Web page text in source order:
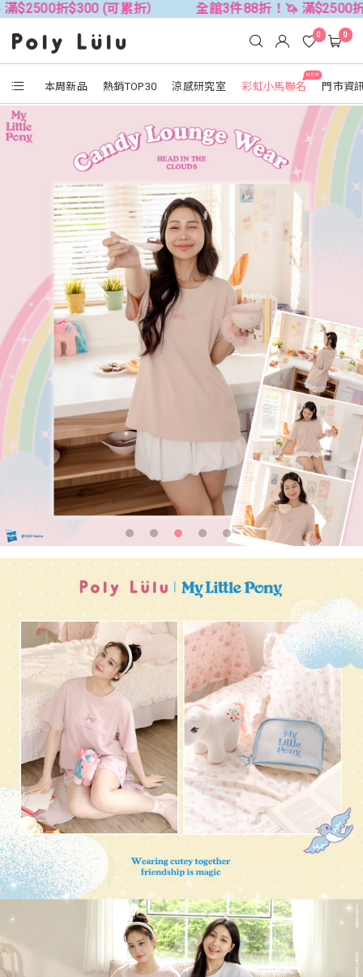
(可累折） 全館3件88折！🦄 滿$2500折$300 (可累
本周新品 熱銷TOP30 涼感研究室
NEW
彩虹小馬聯名 門市資
0 0